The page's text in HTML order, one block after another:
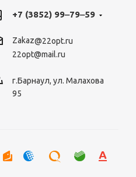
+7 (3852) 99‒79‒59
Zakaz@22opt.ru
22opt@mail.ru
г.Барнаул, ул. Малахова
95